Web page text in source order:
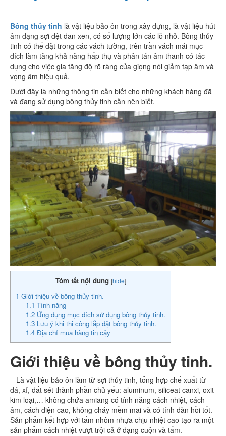
Bông thủy tinh là vật liệu bảo ôn trong xây dựng, là vật liệu hút
âm dạng sợi dệt đan xen, có số lượng lớn các lỗ nhỏ. Bông thủy
tinh có thể đặt trong các vách tường, trên trần vách mái mục
đích làm tăng khả năng hấp thụ và phân tán âm thanh có tác
dụng cho việc gia tăng độ rõ ràng của giọng nói giảm tạp âm và
vọng âm hiệu quả.
Dưới đây là những thông tin cần biết cho những khách hàng đã
và đang sử dụng bông thủy tinh cần nên biết.
Tóm tắt nội dung [hide]
1 Giới thiệu về bông thủy tinh.
1.1 Tính năng
1.2Ứng dụng mục đích sử dụng bông thủy tinh.
1.3Lưu ý khi thi công lắp đặt bông thủy tinh.
1.4Địa chỉ mua hàng tin cậy
Giới thiệu về bông thủy tinh.
– Là vật liệu bảo ôn làm từ sợi thủy tinh, tổng hợp chế xuất từ
đá, xỉ, đất sét thành phần chủ yếu: aluminum, siliceat canxi, oxit
kim loại,… không chứa amiang có tính năng cách nhiệt, cách
âm, cách điện cao, không cháy mềm mai và có tính đàn hồi tốt.
Sản phẩm kết hợp với tấm nhôm nhựa chịu nhiệt cao tạo ra một
sản phẩm cách nhiệt vượt trội cả ở dạng cuộn và tấm.